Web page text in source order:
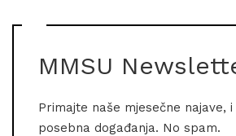
MMSU
Primajte naše mjesečne najave,
posebna događanja. No spam.